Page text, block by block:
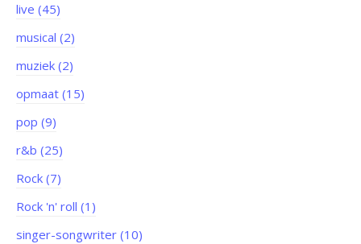
live (45)
musical (2)
muziek (2)
opmaat (15)
pop (9)
r&b (25)
Rock (7)
Rock 'n' roll (1)
singer-songwriter (10)